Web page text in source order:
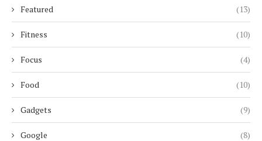
Featured (13)
Fitness (10)
Focus (4)
Food (10)
Gadgets (9)
Google (8)